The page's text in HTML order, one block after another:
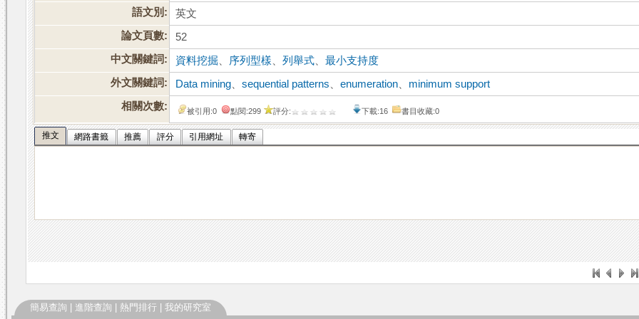
語文別:
英文
論文頁數:
52
中文關鍵詞:
資料挖掘 序列型樣 、列舉式 、最小支持度
外文關鍵詞:
Data mining 、sequential patterns 、enumeration
minimum support
相關次數:
被引用:0 點閱:299 評分: 下載:16 書目收藏:0
推文 網路書籤 推薦 評分 引用網址 轉寄
簡易查詢 進階查詢 熱門排行 我的研究室